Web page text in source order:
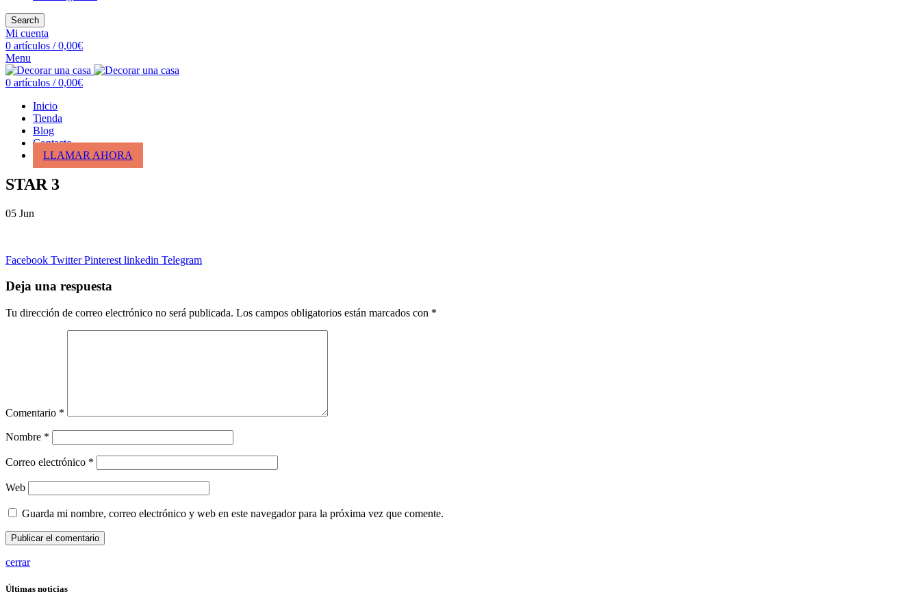
Search
Mi cuenta
0 artículos / 0,00€
Menu
0 artículos / 0,00€
Inicio
Tienda
Blog
Contacto
LLAMAR AHORA
STAR 3
05 Jun
Facebook Twitter Pinterest linkedin Telegram
Deja una respuesta
Tu dirección de correo electrónico no será publicada. Los campos obligatorios están marcados con *
Comentario *
Nombre *
Correo electrónico *
Web
Guarda mi nombre, correo electrónico y web en este navegador para la próxima vez que comente.
cerrar
Últimas noticias